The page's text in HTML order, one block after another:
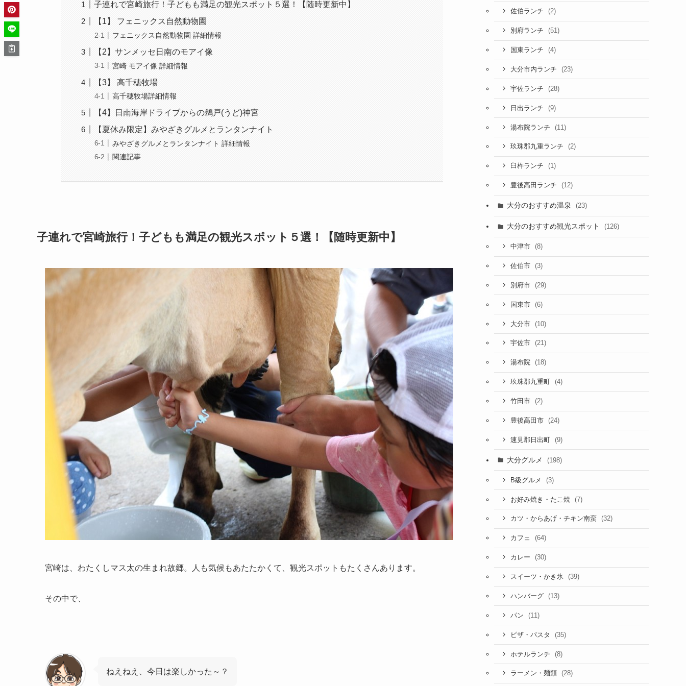
子連れで宮崎旅行！子どもも満足の観光スポット５選！【随時更新中】
【1】 フェニックス自然動物園
フェニックス自然動物園 詳細情報
【2】サンメッセ日南のモアイ像
宮崎 モアイ像 詳細情報
【3】 高千穂牧場
高千穂牧場詳細情報
【4】日南海岸ドライブからの鵜戸(うど)神宮
【夏休み限定】みやざきグルメとランタンナイト
みやざきグルメとランタンナイト 詳細情報
関連記事
子連れで宮崎旅行！子どもも満足の観光スポット５選！【随時更新中】
宮崎は、わたくしマス太の生まれ故郷。人も気候もあたたかくて、観光スポットもたくさんあります。
その中で、
ねえねえ、今日は楽しかった～？
佐伯ランチ (2)
別府ランチ (51)
国東ランチ (4)
大分市内ランチ (23)
宇佐ランチ (28)
日出ランチ (9)
湯布院ランチ (11)
玖珠郡九重ランチ (2)
臼杵ランチ (1)
豊後高田ランチ (12)
大分のおすすめ温泉 (23)
大分のおすすめ観光スポット (126)
中津市 (8)
佐伯市 (3)
別府市 (29)
国東市 (6)
大分市 (10)
宇佐市 (21)
湯布院 (18)
玖珠郡九重町 (4)
竹田市 (2)
豊後高田市 (24)
速見郡日出町 (9)
大分グルメ (198)
B級グルメ (3)
お好み焼き・たこ焼 (7)
カツ・からあげ・チキン南蛮 (32)
カフェ (64)
カレー (30)
スイーツ・かき氷 (39)
ハンバーグ (13)
パン (11)
ピザ・パスタ (35)
ホテルランチ (8)
ラーメン・麺類 (28)